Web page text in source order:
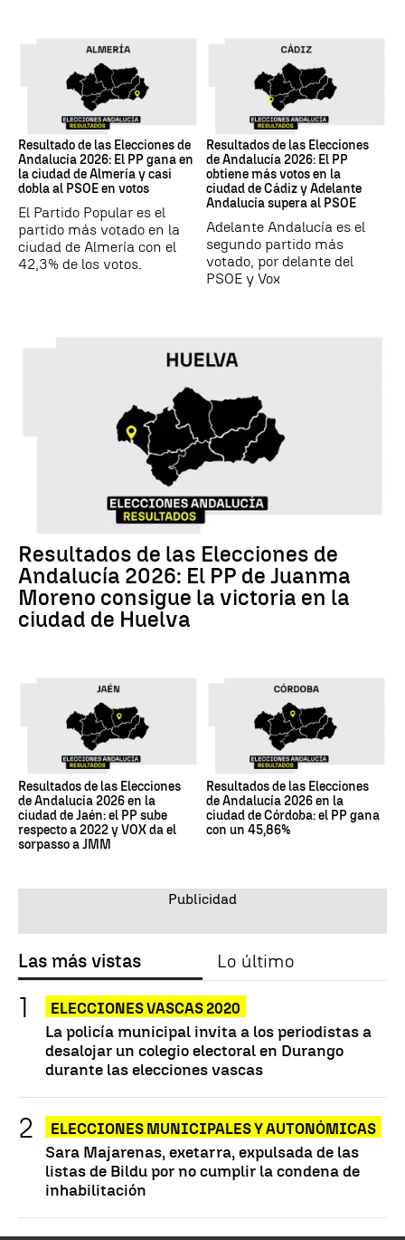
Resultado de las Elecciones de
Andalucía 2026: El PP gana en
la ciudad de Almería y casi
dobla al PSOE en votos
El Partido Popular es el
partido más votado en la
ciudad de Almería con el
42,3% de los votos.
Resultados de las Elecciones
de Andalucía 2026: El PP
obtiene más votos en la
ciudad de Cádiz y Adelante
Andalucía supera al PSOE
Adelante Andalucía es el
segundo partido más
votado, por delante del
PSOE y Vox
Resultados de las Elecciones de
Andalucía 2026: El PP de Juanma
Moreno consigue la victoria en la
ciudad de Huelva
Resultados de las Elecciones
de Andalucía 2026 en la
ciudad de Jaén: el PP sube
respecto a 2022 y VOX da el
sorpasso a JMM
Resultados de las Elecciones
de Andalucía 2026 en la
ciudad de Córdoba: el PP gana
con un 45,86%
Las más vistas Lo último
ELECCIONES VASCAS 2020
La policía municipal invita a los periodistas a
desalojar un colegio electoral en Durango
durante las elecciones vascas
ELECCIONES MUNICIPALES Y AUTONÓMICAS
Sara Majarenas, exetarra, expulsada de las
listas de Bildu por no cumplir la condena de
inhabilitación